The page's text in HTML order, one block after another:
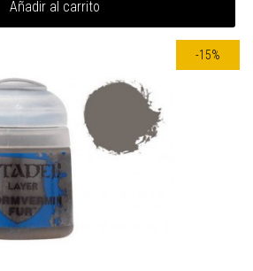
Añadir al carrito
-15%